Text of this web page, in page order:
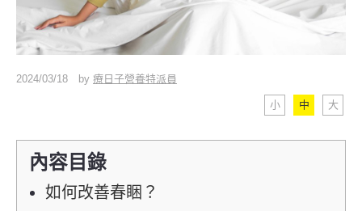
2024/03/18 by 療日子營養特派員
小 中 大
內容目錄
如何改善春睏？